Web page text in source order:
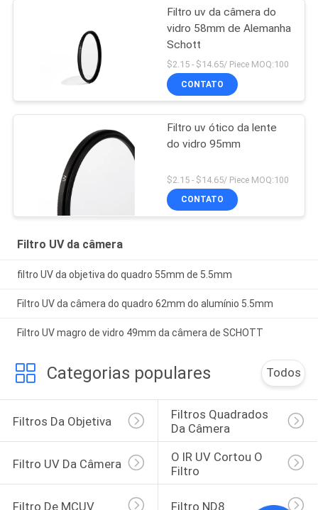
Filtro uv da câmera do
vidro 58mm de Alemanha
Schott
$2.15 - $14.65/ Piece MOQ:100
CONTATO
Filtro uv ótico da lente
do vidro 95mm
$2.15 - $14.65/ Piece MOQ:100
CONTATO
Filtro UV da câmera
filtro UV da objetiva do quadro 55mm de 5.5mm
Filtro UV da câmera do quadro 62mm do alumínio 5.5mm
Filtro UV magro de vidro 49mm da câmera de SCHOTT
Categorias populares Todos
Filtros Da Objetiva
Filtros Quadrados
Da Câmera
Filtro UV Da Câmera
O IR UV Cortou O
Filtro
Filtro De MCUV Filtro ND8